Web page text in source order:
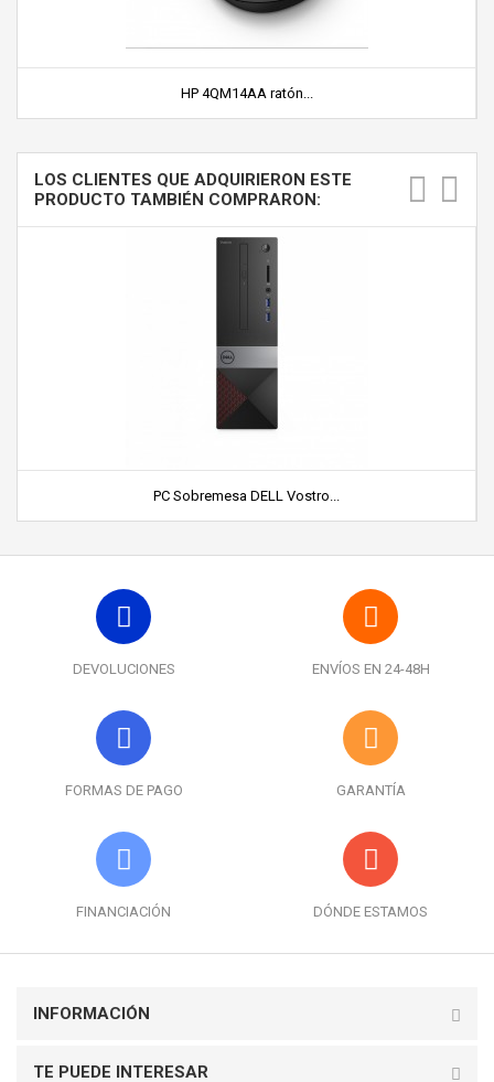
HP 4QM14AA ratón...
LOS CLIENTES QUE ADQUIRIERON ESTE
PRODUCTO TAMBIÉN COMPRARON:
PC Sobremesa DELL Vostro...
DEVOLUCIONES ENVÍOS EN 24-48H
FORMAS DE PAGO GARANTÍA
FINANCIACIÓN DÓNDE ESTAMOS
INFORMACIÓN
TE PUEDE INTERESAR